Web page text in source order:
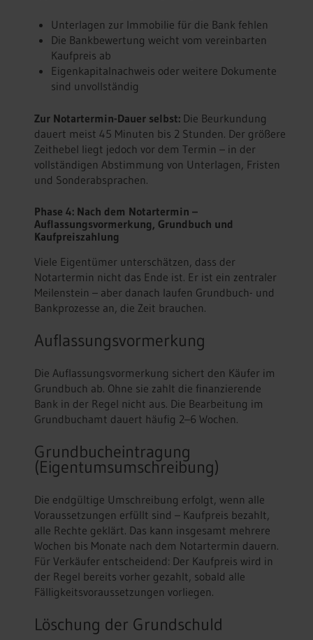
Unterlagen zur Immobilie für die Bank fehlen
Die Bankbewertung weicht vom vereinbarten
Kaufpreis ab
Eigenkapitalnachweis oder weitere Dokumente
sind unvollständig
Zur Notartermin-Dauer selbst: Die Beurkundung
dauert meist 45 Minuten bis 2 Stunden. Der größere
Zeithebel liegt jedoch vor dem Termin – in der
vollständigen Abstimmung von Unterlagen, Fristen
und Sonderabsprachen.
Phase 4: Nach dem Notartermin –
Auflassungsvormerkung, Grundbuch und
Kaufpreiszahlung
Viele Eigentümer unterschätzen, dass der
Notartermin nicht das Ende ist. Er ist ein zentraler
Meilenstein – aber danach laufen Grundbuch- und
Bankprozesse an, die Zeit brauchen.
Auflassungsvormerkung
Die Auflassungsvormerkung sichert den Käufer im
Grundbuch ab. Ohne sie zahlt die finanzierende
Bank in der Regel nicht aus. Die Bearbeitung im
Grundbuchamt dauert häufig 2–6 Wochen.
Grundbucheintragung
(Eigentumsumschreibung)
Die endgültige Umschreibung erfolgt, wenn alle
Voraussetzungen erfüllt sind – Kaufpreis bezahlt,
alle Rechte geklärt. Das kann insgesamt mehrere
Wochen bis Monate nach dem Notartermin dauern.
Für Verkäufer entscheidend: Der Kaufpreis wird in
der Regel bereits vorher gezahlt, sobald alle
Fälligkeitsvoraussetzungen vorliegen.
Löschung der Grundschuld